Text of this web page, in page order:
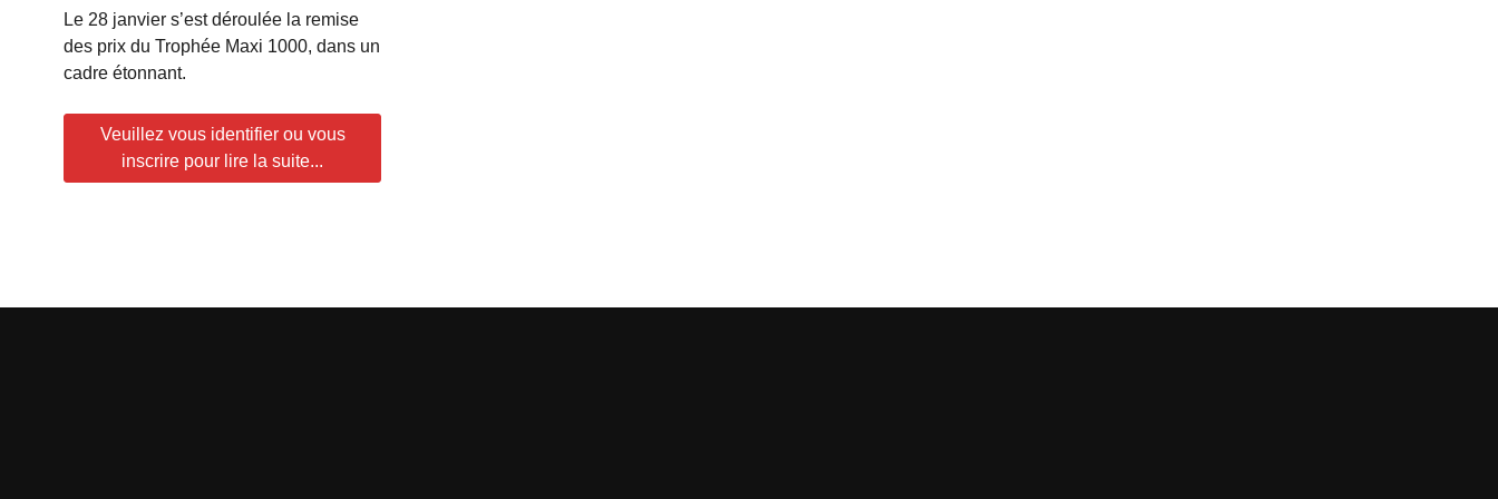
Le 28 janvier s’est déroulée la remise
des prix du Trophée Maxi 1000, dans un
cadre étonnant.
Veuillez vous identifier ou vous
inscrire pour lire la suite...